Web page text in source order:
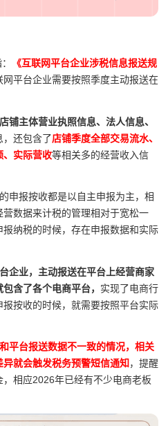
《互联网平台企业涉税信息报送规
平台企业需要按照季度主动报送在
店铺主体营业执照信息、法人信息、
，还包含了店铺季度全部交易流水、
、实际营收等相关多的经营收入信
申报按收都是以自主申报为主，相
数据来计税的管理相对于宽松一
纳税的时候，存在申报数据和实际
企业，主动报送在平台上经营商家
含了各个电商平台， 实现了电商行
按收的时候，就需要按照平台实际
平台报送数据不一致的情况，相关
就会触发税务预警短信通知 ，提醒
相应2026年已经有不少电商老板